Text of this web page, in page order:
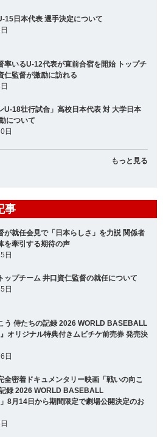
15日本代表 選手決定について
率いるU-12代表が直前合宿を開始 トップチ
仁監督が激励に訪れる
U-18壮行試合」高校日本代表 対 大学日本
について
日
もっと見る
事
が就任会見で「日本らしさ」を力説 関係者
を牽引する期待の声
日
ップチーム 井口資仁監督の就任について
日
う 侍たちの記録 2026 WORLD BASEBALL
オリジナル特典付きムビチケ前売券 発売決
日
全密着ドキュメンタリー映画「戦いの向こ
録 2026 WORLD BASEBALL
8月14日から期間限定で劇場公開決定のお